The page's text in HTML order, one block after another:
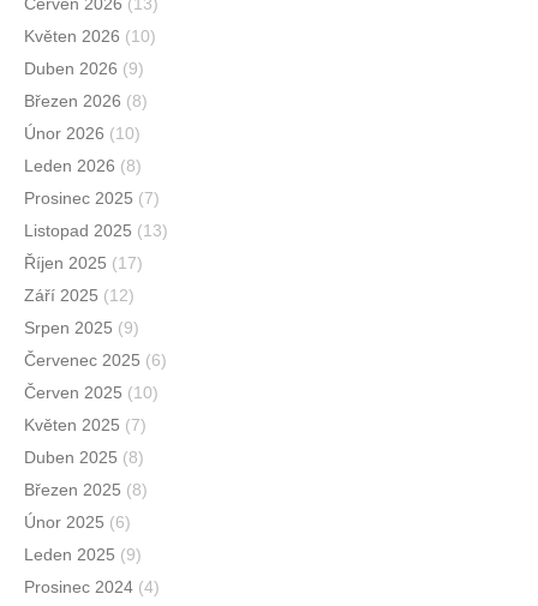
Květen 2026 (10)
Duben 2026 (9)
Březen 2026 (8)
Únor 2026 (10)
Leden 2026 (8)
Prosinec 2025 (7)
Listopad 2025 (13)
Říjen 2025 (17)
Září 2025 (12)
Srpen 2025 (9)
Červenec 2025 (6)
Červen 2025 (10)
Květen 2025 (7)
Duben 2025 (8)
Březen 2025 (8)
Únor 2025 (6)
Leden 2025 (9)
Prosinec 2024 (4)